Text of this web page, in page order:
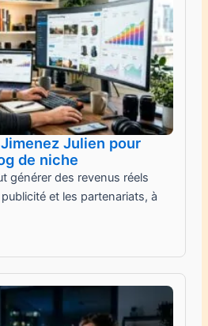
Julien pour
de niche
générer des revenus réels
et les partenariats, à